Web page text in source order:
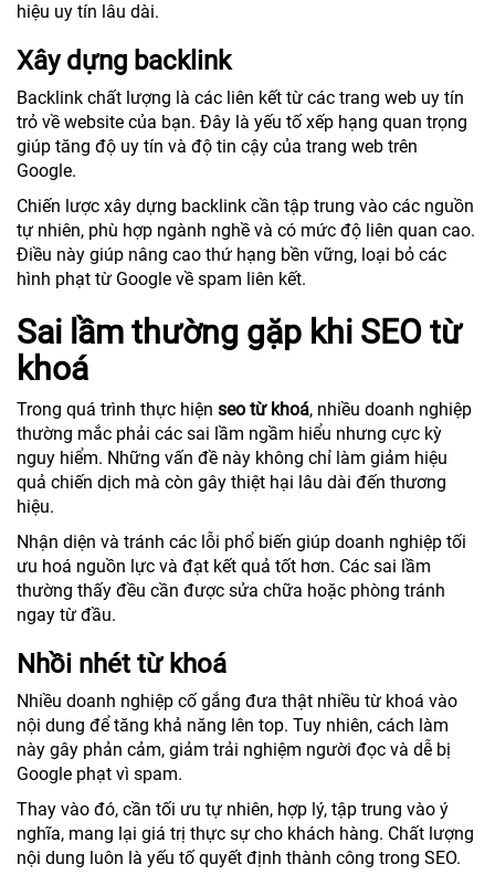
hiệu uy tín lâu dài.
Xây dựng backlink
Backlink chất lượng là các liên kết từ các trang web uy tín
trỏ về website của bạn. Đây là yếu tố xếp hạng quan trọng
giúp tăng độ uy tín và độ tin cậy của trang web trên
Google.
Chiến lược xây dựng backlink cần tập trung vào các nguồn
tự nhiên, phù hợp ngành nghề và có mức độ liên quan cao.
Điều này giúp nâng cao thứ hạng bền vững, loại bỏ các
hình phạt từ Google về spam liên kết.
Sai lầm thường gặp khi SEO từ
khoá
Trong quá trình thực hiện seo từ khoá, nhiều doanh nghiệp
thường mắc phải các sai lầm ngầm hiểu nhưng cực kỳ
nguy hiểm. Những vấn đề này không chỉ làm giảm hiệu
quả chiến dịch mà còn gây thiệt hại lâu dài đến thương
hiệu.
Nhận diện và tránh các lỗi phổ biến giúp doanh nghiệp tối
ưu hoá nguồn lực và đạt kết quả tốt hơn. Các sai lầm
thường thấy đều cần được sửa chữa hoặc phòng tránh
ngay từ đầu.
Nhồi nhét từ khoá
Nhiều doanh nghiệp cố gắng đưa thật nhiều từ khoá vào
nội dung để tăng khả năng lên top. Tuy nhiên, cách làm
này gây phản cảm, giảm trải nghiệm người đọc và dễ bị
Google phạt vì spam.
Thay vào đó, cần tối ưu tự nhiên, hợp lý, tập trung vào ý
nghĩa, mang lại giá trị thực sự cho khách hàng. Chất lượng
nội dung luôn là yếu tố quyết định thành công trong SEO.